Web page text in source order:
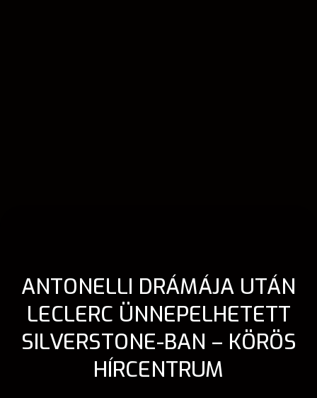
ANTONELLI DRÁMÁJA UTÁN
LECLERC ÜNNEPELHETETT
SILVERSTONE-BAN – KÖRÖS
HÍRCENTRUM